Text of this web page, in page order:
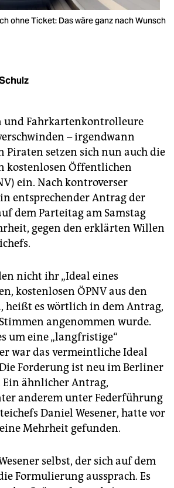
ohne Ticket: Das wäre ganz nach Wunsch
und Fahrkartenkontrolleure
– irgendwann
Piraten setzen sich nun auch die
kostenlosen Öffentlichen
ein. Nach kontroverser
entsprechender Antrag der
dem Parteitag am Samstag
gegen den erklärten Willen
nicht ihr „Ideal eines
kostenlosen ÖPNV aus den
heißt es wörtlich in dem Antrag,
angenommen wurde.
um eine „langfristige“
war das vermeintliche Ideal
Forderung ist neu im Berliner
ähnlicher Antrag,
anderem unter Federführung
Daniel Wesener, hatte vor
Mehrheit gefunden.
selbst, der sich auf dem
Formulierung aussprach. Es